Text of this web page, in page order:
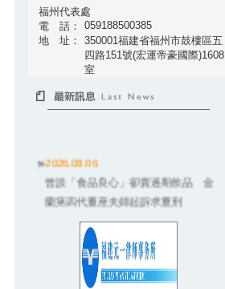
福州代表處
電 話：
059188500385
地 址：
350001福建省福州市鼓樓區五
四路151號(宏運帝豪國際)1608
室
2026.08.06
曾談「食品良心」卻賣過期飲品 金
蘭第四代董座夫婦起訴求重刑
德朗火鍋招牌雞湯燙傷3歲童！店員違
規卻起訴老闆 結局大逆轉
2026.08.03